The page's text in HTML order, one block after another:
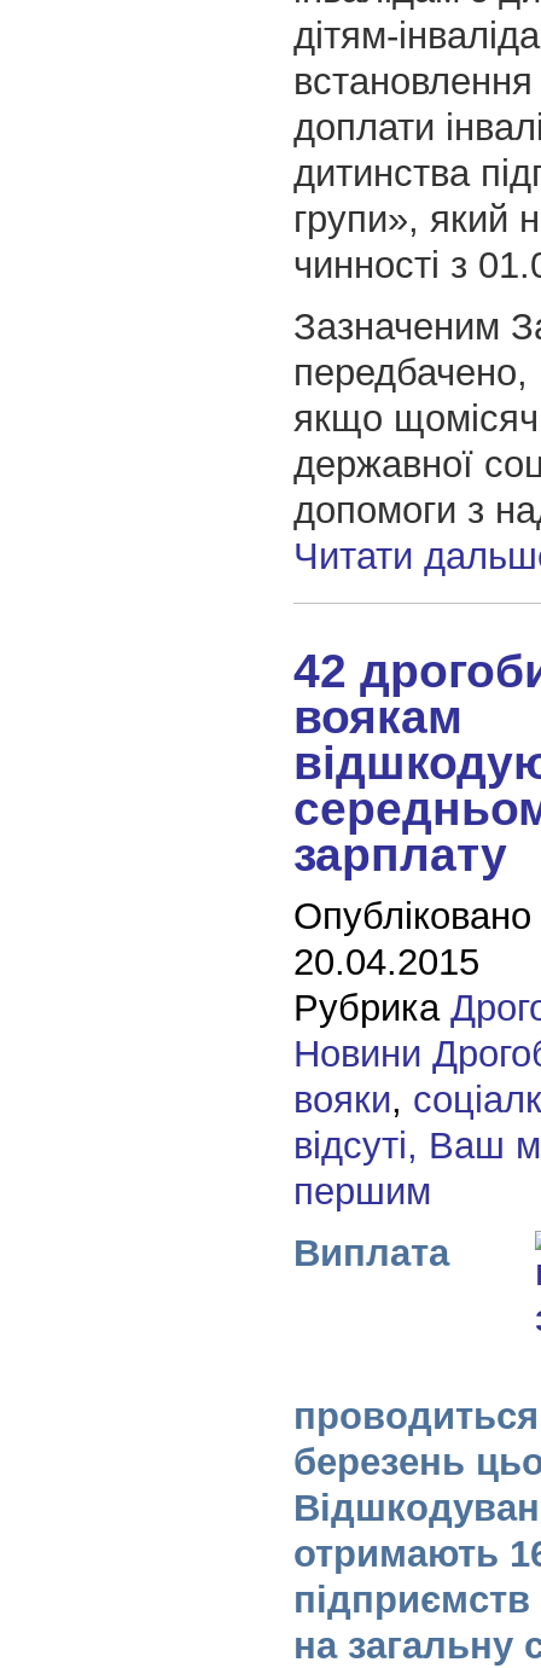
дітям-
доплати
дитинства
групи», який
чинності з
Зазначеним
передбачено,
якщо
державної
допомоги з
Читати
42
воякам
зарплату
20.04.2015
Рубрика
Новини
вояки,
відсуті, Ваш
першим
Виплата
проводиться
березень
отримають
на загальну